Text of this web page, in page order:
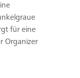
für eine
Organizer